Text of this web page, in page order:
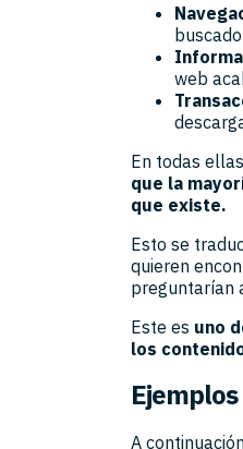
web
En todas
que la
que existe.
Esto se
quieren
preguntarían
Este es uno
los
A